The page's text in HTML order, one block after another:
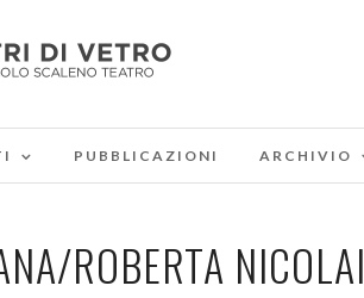
PUBBLICAZIONI ARCHIVIO
ROBERTA NICOLAI